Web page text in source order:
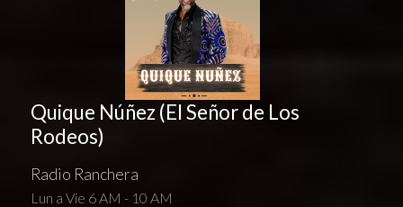
Quique Núñez (El Señor de Los
Rodeos)
Radio Ranchera
Lun a Vie 6 AM - 10 AM